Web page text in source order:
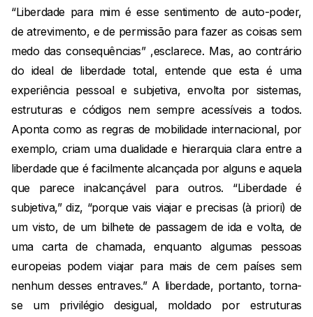
“Liberdade para mim é esse sentimento de auto-poder,
de atrevimento, e de permissão para fazer as coisas sem
medo das consequências” ,esclarece. Mas, ao contrário
do ideal de liberdade total, entende que esta é uma
experiência pessoal e subjetiva, envolta por sistemas,
estruturas e códigos nem sempre acessíveis a todos.
Aponta como as regras de mobilidade internacional, por
exemplo, criam uma dualidade e hierarquia clara entre a
liberdade que é facilmente alcançada por alguns e aquela
que parece inalcançável para outros. “Liberdade é
subjetiva,” diz, “porque vais viajar e precisas (à priori) de
um visto, de um bilhete de passagem de ida e volta, de
uma carta de chamada, enquanto algumas pessoas
europeias podem viajar para mais de cem países sem
nenhum desses entraves.” A liberdade, portanto, torna-
se um privilégio desigual, moldado por estruturas